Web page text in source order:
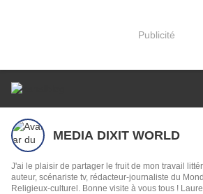
Publicité
MEDIA DIXIT WORLD
J'ai le plaisir de partager le fruit de mon travail
auteur, scénariste tv, rédacteur-journaliste du Monde Socio-Politico-
Religieux-